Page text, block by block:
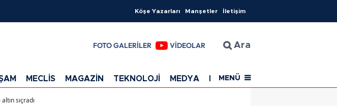
Köşe Yazarları Manşetler İletişim
FOTO GALERİLER VİDEOLAR Ara
MECLİS MAGAZİN TEKNOLOJİ MEDYA EĞİTİM SAĞLIK
MENÜ
sıçradı